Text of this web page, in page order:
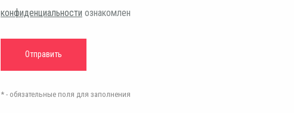
конфиденциальности ознакомлен
* - обязательные поля для заполнения